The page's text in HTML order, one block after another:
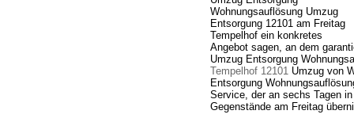
Wohnungsauflösung Umzug
Entsorgung 12101 am Freitag
Tempelhof ein konkretes
Angebot sagen, an dem
Umzug Entsorgung
Tempelhof 12101 Umzug von
Entsorgung
Service, der an sechs Tagen
Gegenstände am Freitag